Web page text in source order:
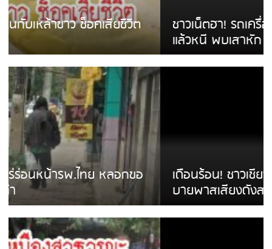
ชาวเน็ตฮา! รถเครื่องแม่สายชนป้ายร้านโลงศพ
แล้วหนี พบเสาหัก เบรคหัก หวิดได้ใช้บริการ
เดือนร้อน! ชาวเชียงรายบ่นรถ Isuzu สีขาวซิ่ง
บายพาสเสียงดังสร้างความรำคาญ